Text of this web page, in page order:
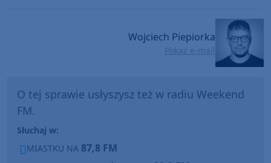
Wojciech Piepiorka
Pokaż e-mail
O tej sprawie usłyszysz też w radiu Weekend
FM.
Słuchaj w:
MIASTKU NA 87,8 FM